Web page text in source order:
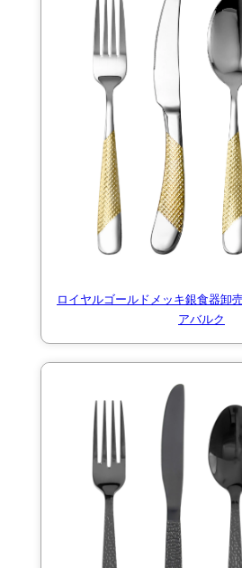
ロイヤルゴールドメッキ銀食器卸
アバルク